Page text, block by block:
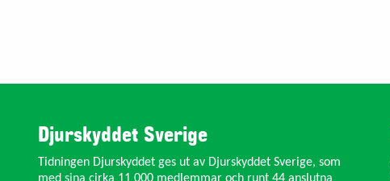
Djurskyddet Sverige
Tidningen Djurskyddet ges ut av Djurskyddet Sverige, som